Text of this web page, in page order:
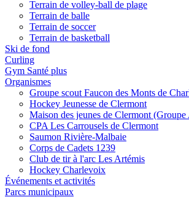
Terrain de volley-ball de plage
Terrain de balle
Terrain de soccer
Terrain de basketball
Ski de fond
Curling
Gym Santé plus
Organismes
Groupe scout Faucon des Monts de
Hockey Jeunesse de Clermont
Maison des jeunes de Clermont (Groupe
CPA Les Carrousels de Clermont
Saumon Rivière-Malbaie
Corps de Cadets 1239
Club de tir à l'arc Les Artémis
Hockey Charlevoix
Événements et activités
Parcs municipaux